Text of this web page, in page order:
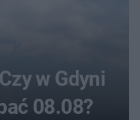
w Gdyni
08.08?